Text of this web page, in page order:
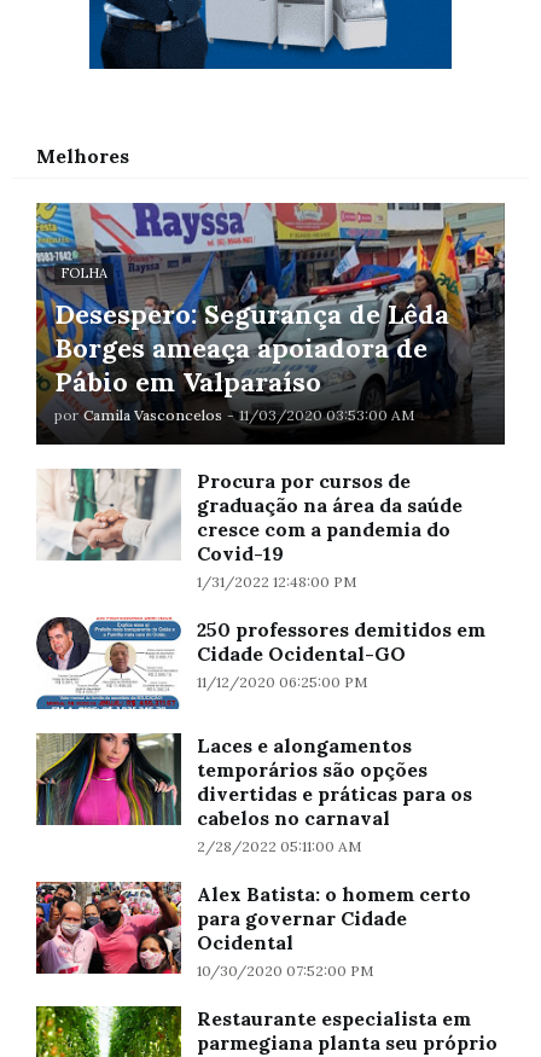
Melhores
FOLHA
Desespero: Segurança de Lêda
Borges ameaça apoiadora de
Pábio em Valparaíso
por Camila Vasconcelos - 11/03/2020 03:53:00 AM
Procura por cursos de
graduação na área da saúde
cresce com a pandemia do
Covid-19
1/31/2022 12:48:00 PM
250 professores demitidos em
Cidade Ocidental-GO
11/12/2020 06:25:00 PM
Laces e alongamentos
temporários são opções
divertidas e práticas para os
cabelos no carnaval
2/28/2022 05:11:00 AM
Alex Batista: o homem certo
para governar Cidade
Ocidental
10/30/2020 07:52:00 PM
Restaurante especialista em
parmegiana planta seu próprio